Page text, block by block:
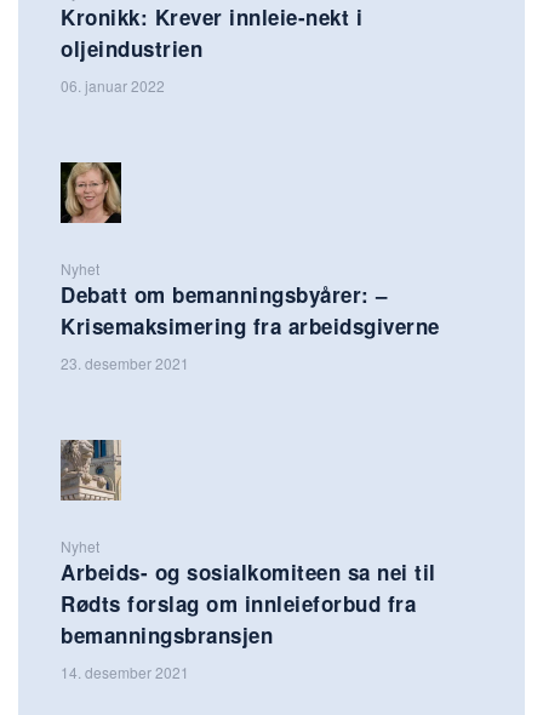
Kronikk: Krever innleie-nekt i
oljeindustrien
06. januar 2022
Nyhet
Debatt om bemanningsbyårer: –
Krisemaksimering fra arbeidsgiverne
23. desember 2021
Nyhet
Arbeids- og sosialkomiteen sa nei til
Rødts forslag om innleieforbud fra
bemanningsbransjen
14. desember 2021